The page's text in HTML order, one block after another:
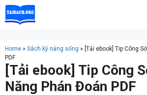
Skip
to
Home » Sách kỹ năng sống » [Tải ebook] Tip Công
PDF
[Tải ebook] Tip Công
Năng Phán Đoán PDF